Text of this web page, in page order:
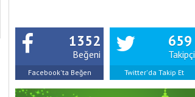
1352
Beğeni
Facebook'ta Beğen
659
Takipçi
Twitter'da Takip Et